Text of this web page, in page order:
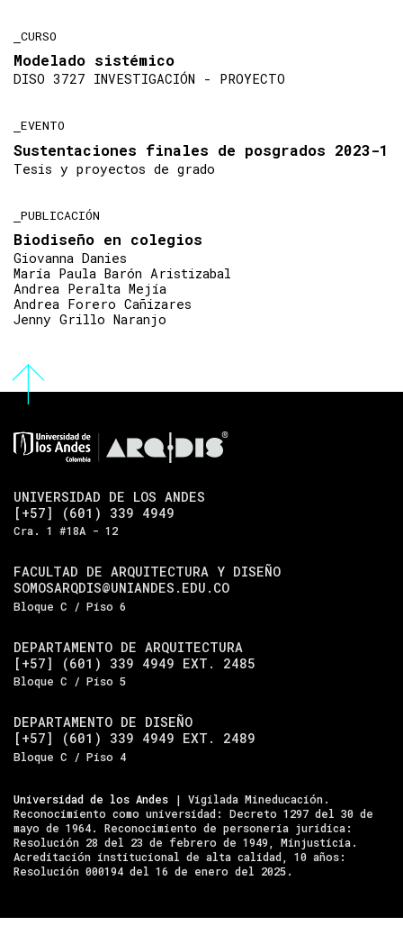
CURSO
Modelado sistémico
DISO 3727 INVESTIGACIÓN - PROYECTO
EVENTO
Sustentaciones finales de posgrados 2023-1
Tesis y proyectos de grado
PUBLICACIÓN
Biodiseño en colegios
Giovanna Danies
María Paula Barón Aristizabal
Andrea Peralta Mejía
Andrea Forero Cañizares
Jenny Grillo Naranjo
UNIVERSIDAD DE LOS ANDES
[+57] (601) 339 4949
Cra. 1 #18A - 12
FACULTAD DE ARQUITECTURA Y DISEÑO
SOMOSARQDIS@UNIANDES.EDU.CO
Bloque C / Piso 6
DEPARTAMENTO DE ARQUITECTURA
[+57] (601) 339 4949 EXT. 2485
Bloque C / Piso 5
DEPARTAMENTO DE DISEÑO
[+57] (601) 339 4949 EXT. 2489
Bloque C / Piso 4
Universidad de los Andes | Vigilada Mineducación.
Reconocimiento como universidad: Decreto 1297 del 30 de
mayo de 1964. Reconocimiento de personería jurídica:
Resolución 28 del 23 de febrero de 1949, Minjusticia.
Acreditación institucional de alta calidad, 10 años:
Resolución 000194 del 16 de enero del 2025.